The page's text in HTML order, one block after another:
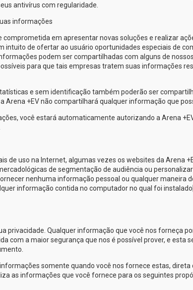
antivírus com regularidade.
informações
comprometida em apresentar novas soluções e realizar
intuito de ofertar ao usuário oportunidades especiais de
podem ser compartilhadas com alguns de
para que tais empresas tratem suas informações
e sem identificação também poderão ser
Arena +EVnão compartilhará qualquer informação que
você estará automaticamente autorizando a Arena
de uso na Internet, algumas vezes os websites da Arena
de segmentação de audiência ou
nenhuma informação pessoal ou qualquer maneira
informação contida no computador no qual foi
privacidade. Qualquer informação que você nos forneça
com a maior segurança que nos é possível prover, e esta
somente quando você nos fornece estas,
as informações que você fornece para os seguintes